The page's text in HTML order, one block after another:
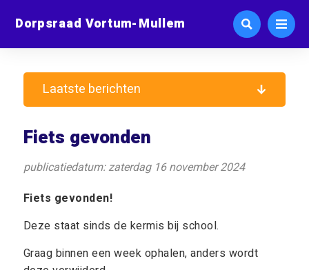
Dorpsraad Vortum-Mullem
Fiets gevonden
publicatiedatum: zaterdag 16 november 2024
Fiets gevonden!
Deze staat sinds de kermis bij school.
Graag binnen een week ophalen, anders wordt
Laatste berichten